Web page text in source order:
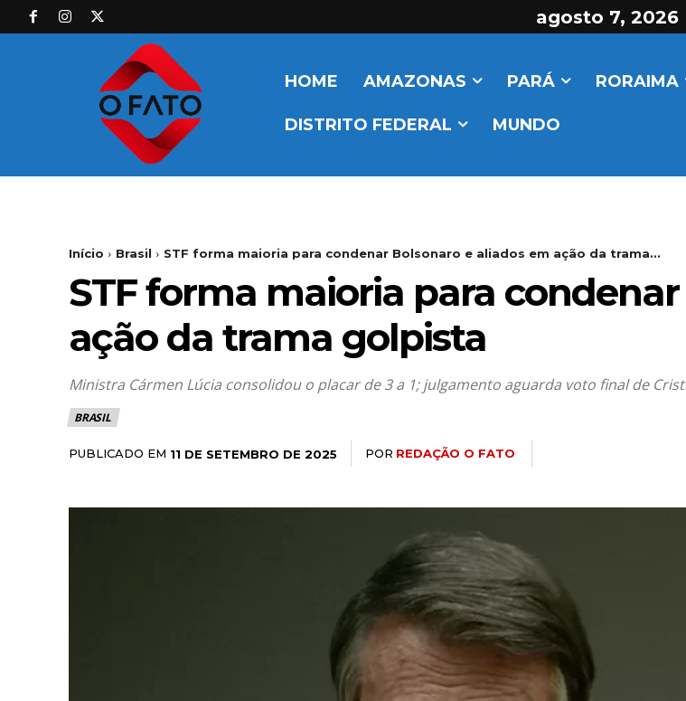
agosto 7, 2026
HOME AMAZONAS PARÁ RORAIMA
DISTRITO FEDERAL MUNDO
Início Brasil STF forma maioria para condenar Bolsonaro e aliados em ação da trama...
STF forma maioria para
ação da trama golpista
Ministra Cármen Lúcia consolidou o placar de 3 a 1; julgamento aguarda voto final de
BRASIL
PUBLICADO EM 11 DE SETEMBRO DE 2025 POR REDAÇÃO O FATO